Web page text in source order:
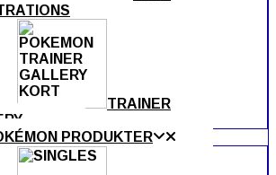
TRAINER
PRODUKTER